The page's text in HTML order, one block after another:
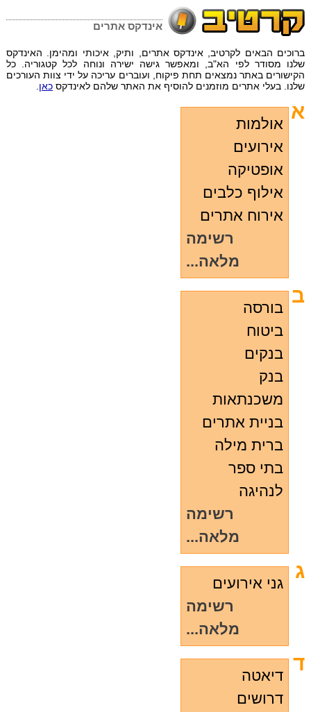
אינדקס אתרים
ברוכים הבאים לקרטיב,אינדקס אתרים , ותיק, איכותי ומהימן. האינדקס
שלנו מסודר לפי הא"ב, ומאפשר גישה ישירה ונוחה לכל קטגוריה. כל
הקישורים באתר נמצאים תחת פיקוח, ועוברים עריכה על ידי צוות העורכים
שלנו. בעלי אתרים מוזמנים להוסיף את האתר שלהם לאינדקס כאן
א
אולמות
אירועים
אופטיקה
אילוף כלבים
אירוח אתרים
רשימה
מלאה...
ב
בורסה
ביטוח
בנקים
בנק
משכנתאות
בניית אתרים
ברית מילה
בתי ספר
לנהיגה
רשימה
מלאה...
ג
גני אירועים
רשימה
מלאה...
ד
דיאטה
דרושים